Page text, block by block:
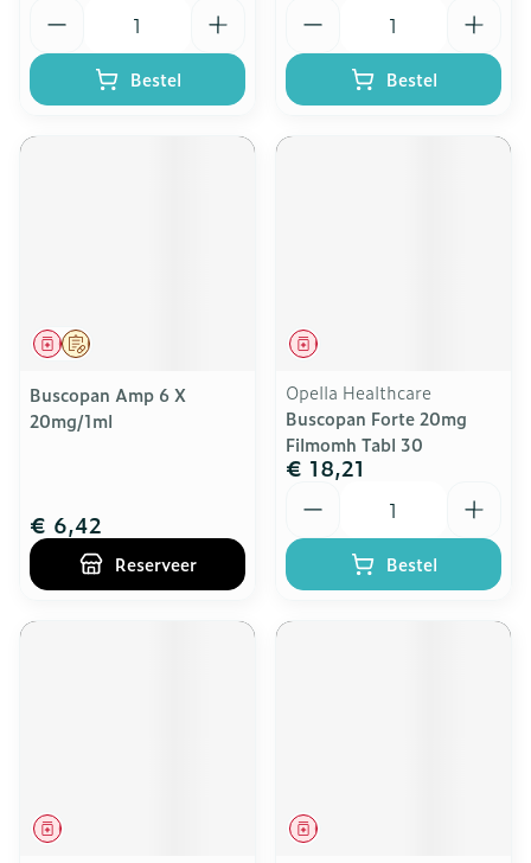
Bestel Bestel
Op voorschrift
Geneesmiddel
Buscopan Amp 6 X
20mg/1ml
€ 6,42
Reserveer
Geneesmiddel
Opella Healthcare
Buscopan Forte 20mg
Filmomh Tabl 30
€ 18,21
Bestel
Geneesmiddel Geneesmiddel